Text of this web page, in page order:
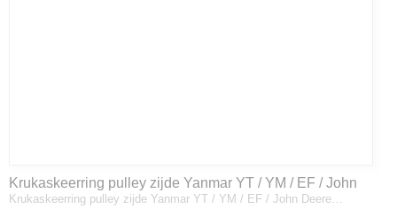
Krukaskeerring pulley zijde Yanmar YT / YM / EF / John
Deere - 119934-01800
Krukaskeerring pulley zijde Yanmar YT / YM / EF / John Deere…